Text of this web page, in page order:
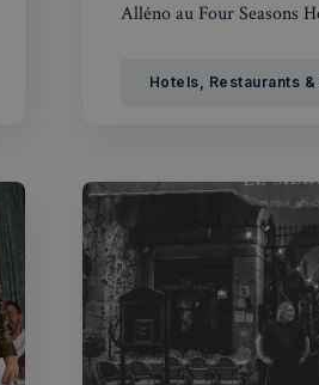
Alléno au Four Seasons
pour les fêtes, dont une
Hotels, Restaurants &